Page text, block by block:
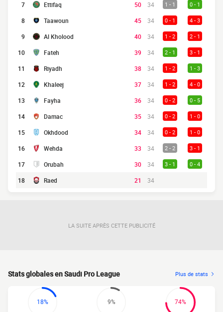
7 Ettifaq 50 34 1 - 1 0 - 1
8 Taawoun 45 34 0 - 1 4 - 3
9 Al Kholood 40 34 1 - 2 2 - 1
10 Fateh 39 34 2 - 1 3 - 1
11 Riyadh 38 34 1 - 2 1 - 3
12 Khaleej 37 34 1 - 2 4 - 0
13 Fayha 36 34 0 - 2 0 - 5
14 Damac 35 34 0 - 2 1 - 0
15 Okhdood 34 34 0 - 2 1 - 0
16 Wehda 33 34 2 - 2 3 - 1
17 Orubah 30 34 3 - 1 0 - 4
18 Raed 21 34
LA SUITE APRÈS CETTE PUBLICITÉ
Stats globales en Saudi Pro League Plus de stats
18% 9% 74%